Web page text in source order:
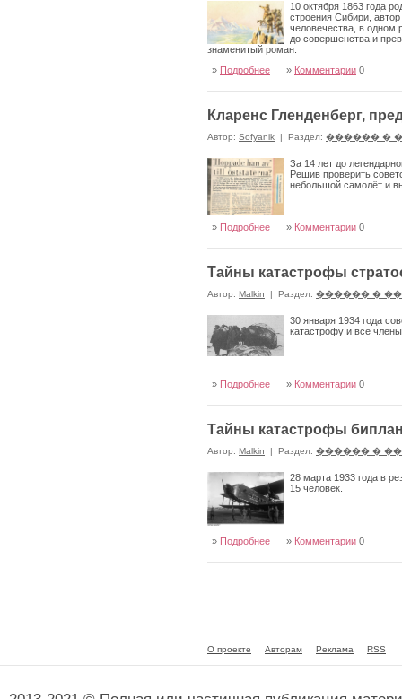
10 октября 1863 года
строения Сибири,
человечества, в одном
до совершенства и
знаменитый роман.
» Подробнее » Комментарии 0
Кларенс Гленденберг,
Автор: Sofyanik | Раздел: ������ �
За 14 лет до
Решив проверить
небольшой самолёт и
» Подробнее » Комментарии 0
Тайны катастрофы
Автор: Malkin | Раздел: ������ �
30 января 1934 года
катастрофу и все
» Подробнее » Комментарии 0
Тайны катастрофы
Автор: Malkin | Раздел: ������ �
28 марта 1933 года в
15 человек.
» Подробнее » Комментарии 0
О проекте Авторам Реклама RSS